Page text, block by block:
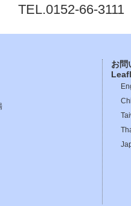
TEL.0152-66-3111
お問